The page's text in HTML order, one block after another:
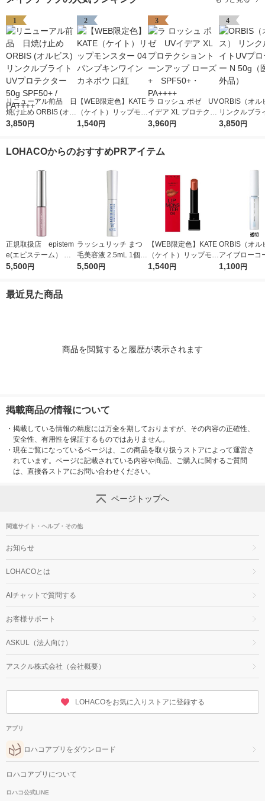
1
リニューアル前品 日
焼け止め ORBIS (オル
ビス) リンクルブライ
3,850円
2
【WEB限定色】KATE
（ケイト）リップモン
スター 04 パンプキン
1,540円
3
ラ ロッシュ ポゼ UV
イデア XL プロテクシ
ョントーンアップ ロ
3,960円
4
ORBIS（オル
リンクルブラ
プロテクター
3,850円
LOHACOからのおすすめPRアイテム
正規取扱店 epistem
e(エピステーム） パ
ワライズラッシュセラ
5,500円
ラッシュリッチ まつ
毛美容液 2.5mL 1個
ロート製薬
5,500円
【WEB限定色】KATE
（ケイト）リップモン
スター 04 パンプキン
1,540円
ORBIS（オル
アイブローコ
1,100円
最近見た商品
商品を閲覧すると履歴が表示されます
掲載商品の情報について
・ 掲載している情報の精度には万全を期しておりますが、その内容の正確性、
安全性、有用性を保証するものではありません。
・ 現在ご覧になっているページは、この商品を取り扱うストアによって運営さ
れています。ページに記載されている内容や商品、ご購入に関するご質問
は、直接各ストアにお問い合わせください。
ページトップへ
関連サイト・ヘルプ・その他
お知らせ
LOHACOとは
AIチャットで質問する
お客様サポート
ASKUL（法人向け）
アスクル株式会社（会社概要）
LOHACOをお気に入りストアに登録する
アプリ
ロハコアプリをダウンロード
ロハコアプリについて
ロハコ公式LINE